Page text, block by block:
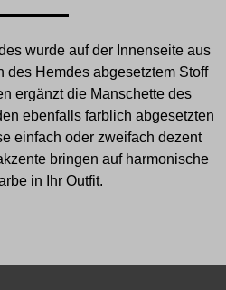
wurde auf der Innenseite aus
des Hemdes abgesetztem Stoff
ergänzt die Manschette des
ebenfalls farblich abgesetzten
einfach oder zweifach dezent
bringen auf harmonische
in Ihr Outfit.